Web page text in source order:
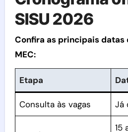
SISU 2026
Confira as principais datas
MEC:
Etapa
Consulta às vagas Já
15